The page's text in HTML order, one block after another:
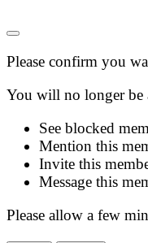
Please confirm you
You will no longer be
See blocked
Mention this
Invite this
Message this
Please allow a few